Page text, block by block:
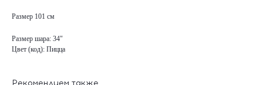
Размер 101 см
Размер шара: 34"
Цвет (код): Пицца
Рекомендуем также